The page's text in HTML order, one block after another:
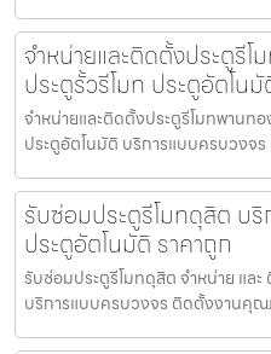
จำหน่ายและติดตั้งประตูรี
ประตูรั้วรีโมท ประตูอัตโน
จำหน่ายและติดตั้งประตูรีโมทพานท
ประตูอัตโนมัติ บริการแบบครบวงจ
รับซ่อมประตูรีโมทดุสิต บ
ประตูอัตโนมัติ ราคาถูก
รับซ่อมประตูรีโมทดุสิต จำหน่าย แล
บริการแบบครบวงจร ติดตั้งงานคุณ